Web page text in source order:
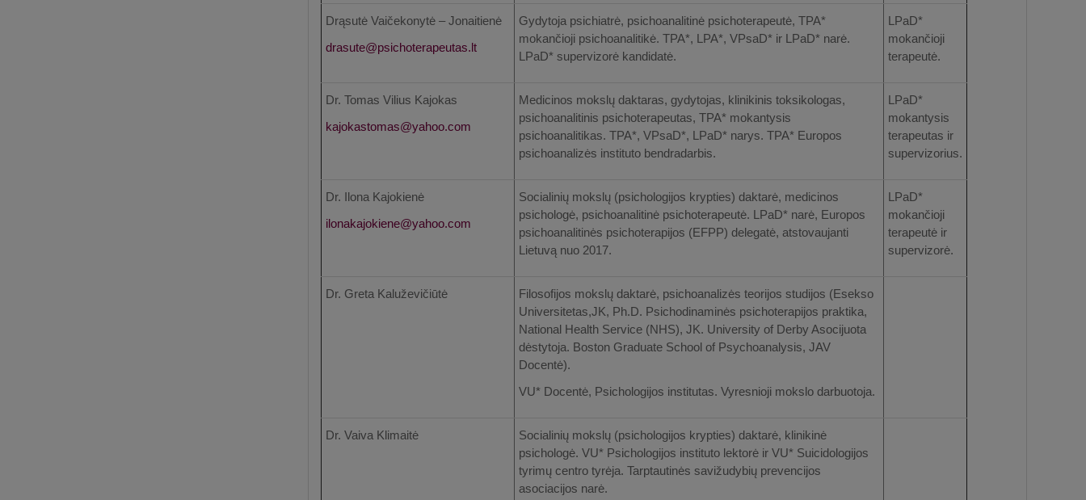
Drąsutė Vaičekonytė – Jonaitienė
Gydytoja psichiatrė, psichoanalitinė psichoterapeutė, TPA*
mokančioji psichoanalitikė. TPA*, LPA*, VPsaD* ir LPaD* narė.
LPaD* supervizorė kandidatė.
LPaD*
mokančioji
terapeutė.
Dr. Tomas Vilius Kajokas
Medicinos mokslų daktaras, gydytojas, klinikinis toksikologas,
psichoanalitinis psichoterapeutas, TPA* mokantysis
psichoanalitikas. TPA*, VPsaD*, LPaD* narys. TPA* Europos
psichoanalizės instituto bendradarbis.
LPaD*
mokantysis
terapeutas ir
supervizorius.
Dr. Ilona Kajokienė
Socialinių mokslų (psichologijos krypties) daktarė, medicinos
psichologė, psichoanalitinė psichoterapeutė. LPaD* narė, Europos
psichoanalitinės psichoterapijos (EFPP) delegatė, atstovaujanti
Lietuvą nuo 2017.
LPaD*
mokančioji
terapeutė ir
supervizorė.
Dr. Greta Kaluževičiūtė
Filosofijos mokslų daktarė, psichoanalizės teorijos studijos (Esekso
Universitetas,JK, Ph.D. Psichodinaminės psichoterapijos praktika,
National Health Service (NHS), JK. University of Derby Asocijuota
dėstytoja. Boston Graduate School of Psychoanalysis, JAV
Docentė).
VU* Docentė, Psichologijos institutas. Vyresnioji mokslo darbuotoja.
Dr. Vaiva Klimaitė
Socialinių mokslų (psichologijos krypties) daktarė, klinikinė
psichologė. VU* Psichologijos instituto lektorė ir VU* Suicidologijos
tyrimų centro tyrėja. Tarptautinės savižudybių prevencijos
asociacijos narė.